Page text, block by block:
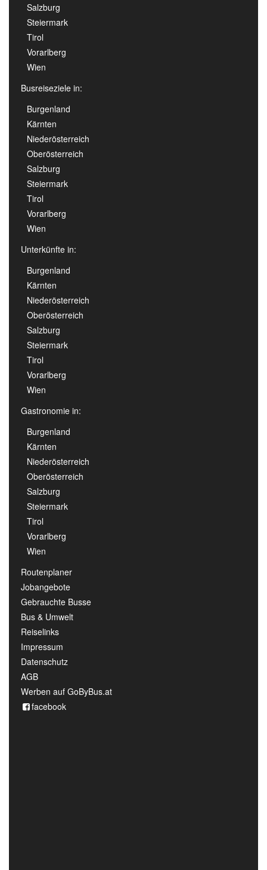
Salzburg
Steiermark
Tirol
Vorarlberg
Wien
Busreiseziele in:
Burgenland
Kärnten
Niederösterreich
Oberösterreich
Salzburg
Steiermark
Tirol
Vorarlberg
Wien
Unterkünfte in:
Burgenland
Kärnten
Niederösterreich
Oberösterreich
Salzburg
Steiermark
Tirol
Vorarlberg
Wien
Gastronomie in:
Burgenland
Kärnten
Niederösterreich
Oberösterreich
Salzburg
Steiermark
Tirol
Vorarlberg
Wien
Routenplaner
Jobangebote
Gebrauchte Busse
Bus & Umwelt
Reiselinks
Impressum
Datenschutz
AGB
Werben auf GoByBus.at
facebook